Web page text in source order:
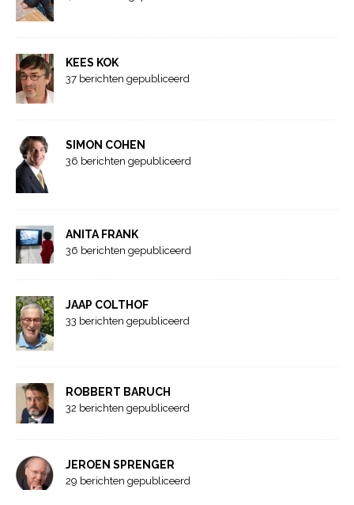
KEES KOK
37 berichten gepubliceerd
SIMON COHEN
36 berichten gepubliceerd
ANITA FRANK
36 berichten gepubliceerd
JAAP COLTHOF
33 berichten gepubliceerd
ROBBERT BARUCH
32 berichten gepubliceerd
JEROEN SPRENGER
29 berichten gepubliceerd